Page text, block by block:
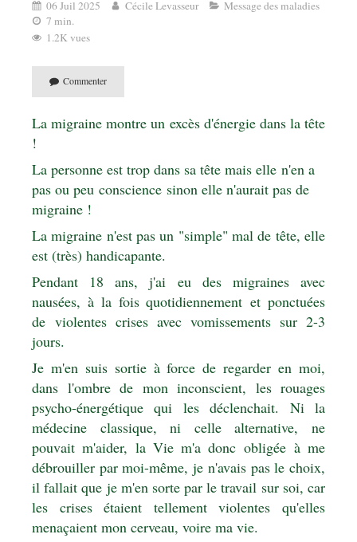
06 Juil 2025 Cécile Levasseur
Message des maladies
7 min.
1.2K vues
Commenter
La migraine montre un excès d'énergie dans la tête
!
La personne est trop dans sa tête mais elle n'en a
pas ou peu conscience sinon elle n'aurait pas de
migraine !
La migraine n'est pas un "simple" mal de tête, elle
est (très) handicapante.
Pendant 18 ans, j'ai eu des migraines avec
nausées, à la fois quotidiennement et ponctuées
de violentes crises avec vomissements sur 2-3
jours.
Je m'en suis sortie à force de regarder en moi,
dans l'ombre de mon inconscient, les rouages
psycho-énergétique qui les déclenchait. Ni la
médecine classique, ni celle alternative, ne
pouvait m'aider, la Vie m'a donc obligée à me
débrouiller par moi-même, je n'avais pas le choix,
il fallait que je m'en sorte par le travail sur soi, car
les crises étaient tellement violentes qu'elles
menaçaient mon cerveau, voire ma vie.